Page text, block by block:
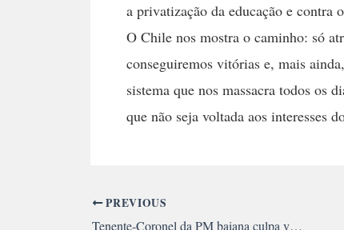
a privatização da educação e contra
O Chile nos mostra o caminho: só
conseguiremos vitórias e, mais
sistema que nos massacra todos os
que não seja voltada aos interesses
PREVIOUS
Tenente-Coronel da PM baiana culpa vítima por estupro